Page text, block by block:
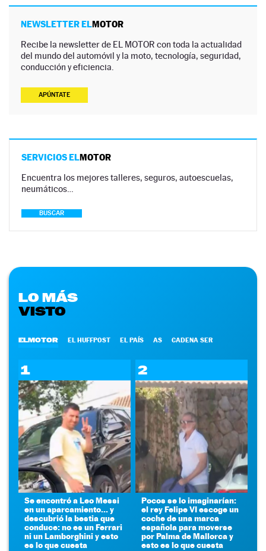
NEWSLETTER ELMOTOR
Recibe la newsletter de EL MOTOR con toda la actualidad
del mundo del automóvil y la moto, tecnología, seguridad,
conducción y eficiencia.
APÚNTATE
SERVICIOS ELMOTOR
Encuentra los mejores talleres, seguros, autoescuelas,
neumáticos…
BUSCAR
LO MÁS
VISTO
ELMOTOR EL HUFFPOST EL PAÍS AS CADENA SER
1
Se encontró a Leo Messi
en un aparcamiento... y
descubrió la bestia que
conduce: no es un Ferrari
ni un Lamborghini y esto
es lo que cuesta
2
Pocos se lo imaginarían:
el rey Felipe VI escoge un
coche de una marca
española para moverse
por Palma de Mallorca y
esto es lo que cuesta